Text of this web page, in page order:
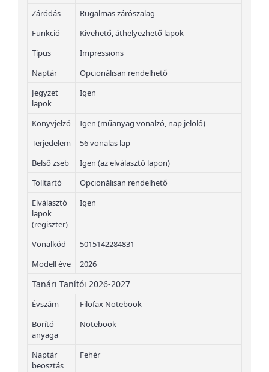
Záródás
Rugalmas zárószalag
Funkció
Kivehető, áthelyezhető lapok
Típus
Impressions
Naptár
Opcionálisan rendelhető
Jegyzet
lapok
Igen
Könyvjelző
Igen (műanyag vonalzó, nap jelölő)
Terjedelem
56 vonalas lap
Belső zseb
Igen (az elválasztó lapon)
Tolltartó
Opcionálisan rendelhető
Elválasztó
lapok
(regiszter)
Igen
Vonalkód
5015142284831
Modell éve
2026
Tanári Tanítói 2026-2027
Évszám
Filofax Notebook
Borító
anyaga
Notebook
Naptár
beosztás
Fehér